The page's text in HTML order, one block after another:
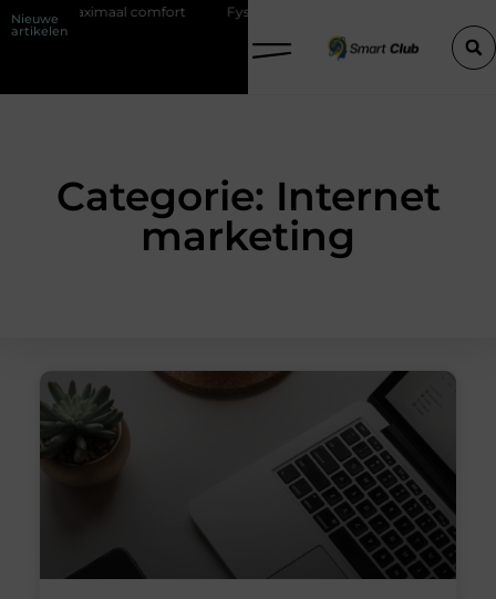
Nieuwe
artikelen
maximaal comfort Fysio Bleiswijk: professionele ondersteuning
Categorie: Internet
marketing